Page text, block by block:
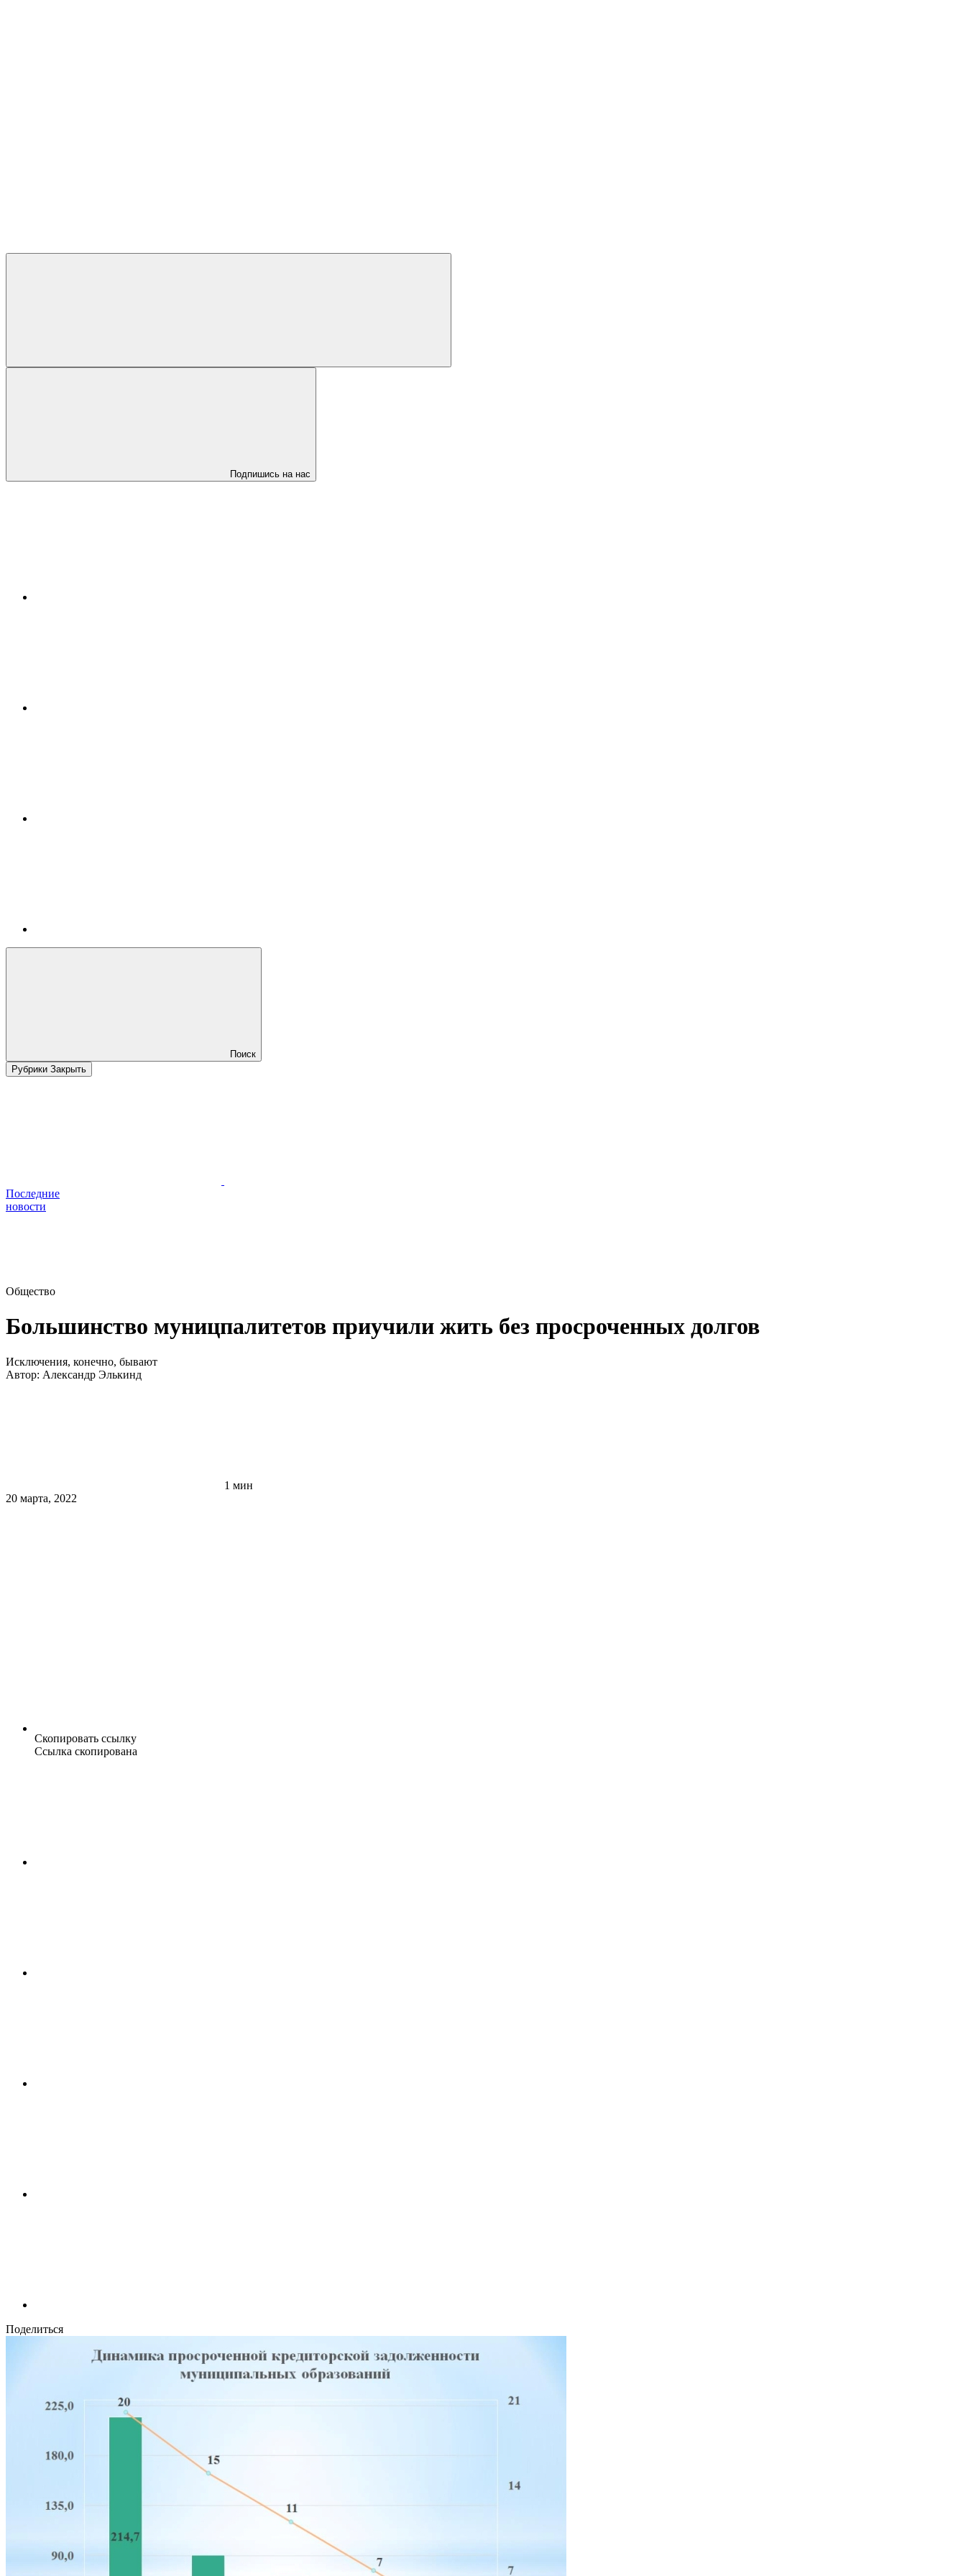
Подпишись на нас
Поиск
Рубрики Закрыть
Последние
новости
Общество
Большинство муницпалитетов приучили жить без просроченных долгов
Исключения, конечно, бывают
Автор: Александр Элькинд
1 мин
20 марта, 2022
Скопировать ссылку
Ссылка скопирована
Поделиться